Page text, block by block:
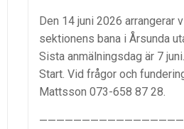
Den 14 juni 2026 arrangerar
sektionens bana i Årsunda
Sista anmälningsdag är 7
Start. Vid frågor och
Mattsson 073-658 87 28.